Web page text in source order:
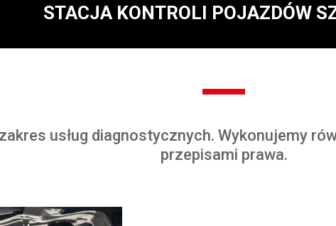
STACJA KONTROLI POJAZDÓW
usług diagnostycznych. Wykonujemy
przepisami prawa.